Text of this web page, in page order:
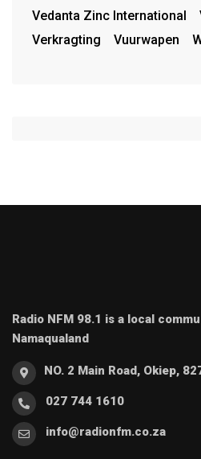
Vedanta Zinc International
Verkragting
Vuurwapen
Radio NFM 98.1 is a local
Namaqualand
NO. 2 Main Road, Okiep,
027 744 1610
info@radionfm.co.za